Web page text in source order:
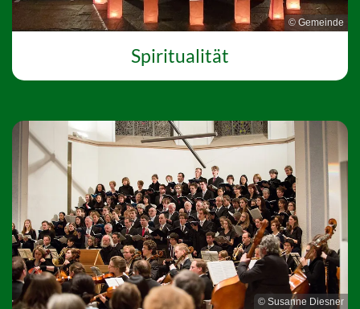
© Gemeinde
Spiritualität
© Susanne Diesner